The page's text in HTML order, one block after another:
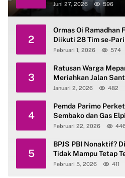
Juni 27, 2026 596
2
Ormas Oi Ramadhan
Diikuti 28 Tim se-
Februari 1, 2026 574
3
Ratusan Warga
Meriahkan Jalan
Kemenag Parimo
Januari 2, 2026 482
4
Pemda Parimo
Sembako dan Gas
Februari 22, 2026
5
BPJS PBI Nonaktif?
Tidak Mampu Tetap
Februari 5, 2026 411